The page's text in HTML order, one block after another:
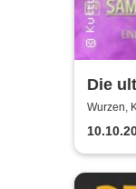
Die
Wurzen,